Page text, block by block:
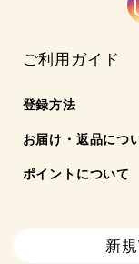
ご利用ガイド
登録方法
お届け・返品につ
ポイントについて
新